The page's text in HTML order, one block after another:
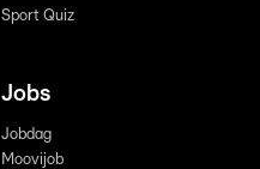
Sport Quiz
Jobs
Jobdag
Moovijob